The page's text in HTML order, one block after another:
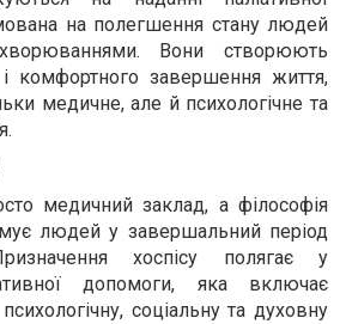
на полегшення стану людей
Вони створюють
комфортного завершення життя,
медичне, але й психологічне та
медичний заклад, а філософія
людей у завершальний період
хоспісу полягає у
допомоги, яка включає
соціальну та духовну